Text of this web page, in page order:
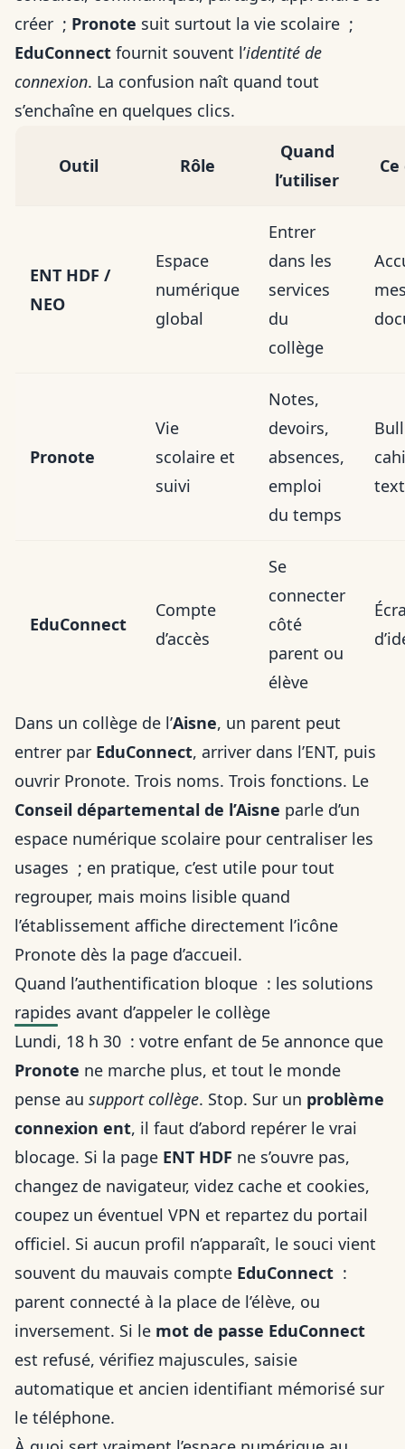
créer ; Pronote suit surtout la vie scolaire ;
EduConnect fournit souvent l’identité de
connexion. La confusion naît quand tout
s’enchaîne en quelques clics.
Outil Rôle
Quand
l’utiliser
ENT HDF /
NEO
Espace
numérique
global
Entrer
dans les
services
du
collège
Pronote
Vie
scolaire et
suivi
Notes,
devoirs,
absences,
emploi
du temps
EduConnect
Compte
d’accès
Se
connecter
côté
parent ou
élève
Dans un collège de l’Aisne, un parent peut
entrer par EduConnect, arriver dans l’ENT, puis
ouvrir Pronote. Trois noms. Trois fonctions. Le
Conseil départemental de l’Aisne parle d’un
espace numérique scolaire pour centraliser les
usages ; en pratique, c’est utile pour tout
regrouper, mais moins lisible quand
l’établissement affiche directement l’icône
Pronote dès la page d’accueil.
Quand l’authentification bloque : les solutions
rapides avant d’appeler le collège
Lundi, 18 h 30 : votre enfant de 5e annonce que
Pronote ne marche plus, et tout le monde
pense au support collège. Stop. Sur un problème
connexion ent, il faut d’abord repérer le vrai
blocage. Si la page ENT HDF ne s’ouvre pas,
changez de navigateur, videz cache et cookies,
coupez un éventuel VPN et repartez du portail
officiel. Si aucun profil n’apparaît, le souci vient
souvent du mauvais compte EduConnect :
parent connecté à la place de l’élève, ou
inversement. Si le mot de passe EduConnect
est refusé, vérifiez majuscules, saisie
automatique et ancien identifiant mémorisé sur
le téléphone.